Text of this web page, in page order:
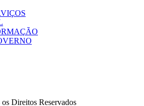
Direitos Reservados